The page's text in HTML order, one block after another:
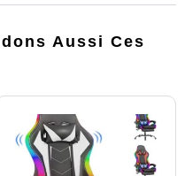
Aussi Ces